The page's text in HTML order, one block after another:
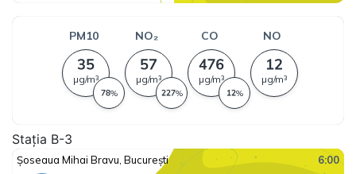
Stația B-3